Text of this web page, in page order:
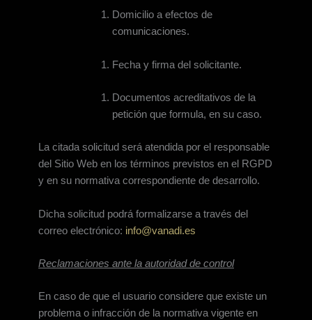
Domicilio a efectos de
comunicaciones.
Fecha y firma del solicitante.
Documentos acreditativos de la
petición que formula, en su caso.
La citada solicitud será atendida por el responsable
del Sitio Web en los términos previstos en el RGPD
y en su normativa correspondiente de desarrollo.
Dicha solicitud podrá formalizarse a través del
correo electrónico: info@vanadi.es
Reclamaciones ante la autoridad de control
En caso de que el usuario considere que existe un
problema o infracción de la normativa vigente en